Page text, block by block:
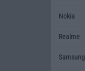
Nokia
Realme
Samsung